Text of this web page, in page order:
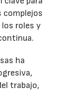
complejos
roles y
ha
trabajo,